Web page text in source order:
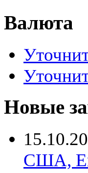
Валюта
Новые
США,